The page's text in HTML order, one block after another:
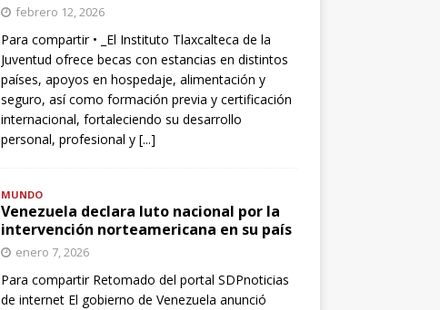
febrero 12, 2026
Para compartir • _El Instituto Tlaxcalteca de la
Juventud ofrece becas con estancias en distintos
países, apoyos en hospedaje, alimentación y
seguro, así como formación previa y certificación
internacional, fortaleciendo su desarrollo
personal, profesional y [...]
MUNDO
Venezuela declara luto nacional por la
intervención norteamericana en su país
enero 7, 2026
Para compartir Retomado del portal SDPnoticias
de internet El gobierno de Venezuela anunció